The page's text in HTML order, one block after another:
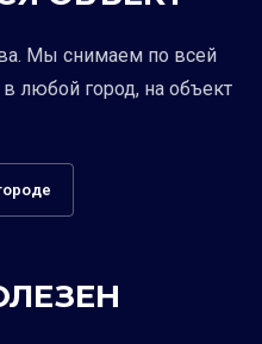
Мы снимаем по всей
любой город, на объект